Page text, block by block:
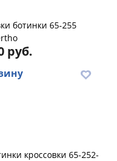
ботинки 65-255
руб.
кроссовки 65-252-